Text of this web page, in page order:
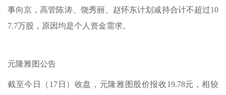
事向京，高管陈涛、饶秀丽、赵怀东计划减持合计不超过10
7.7万股，原因均是个人资金需求。
元隆雅图公告
截至今日（17日）收盘，元隆雅图股价报收19.78元，相较